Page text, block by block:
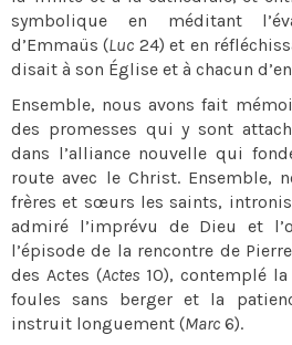
symbolique en méditant
d’Emmaüs (Luc 24) et en
disait à son Église et à chacun
Ensemble, nous avons fait
des promesses qui y sont
dans l’alliance nouvelle qui
route avec le Christ. Ensemble,
frères et sœurs les saints,
admiré l’imprévu de Dieu et
l’épisode de la rencontre de
des Actes (Actes 10), contemplé
foules sans berger et la
instruit longuement (Marc 6).